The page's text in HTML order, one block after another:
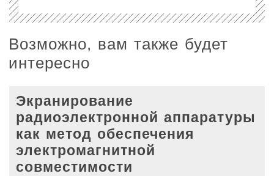
Возможно, вам также будет
интересно
Экранирование
радиоэлектронной аппаратуры
как метод обеспечения
электромагнитной
совместимости